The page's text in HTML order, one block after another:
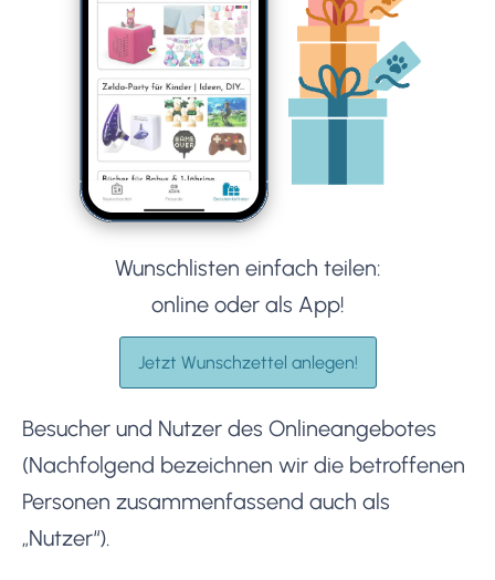
Wunschlisten einfach teilen:
online oder als App!
Jetzt Wunschzettel anlegen!
Besucher und Nutzer des Onlineangebotes
(Nachfolgend bezeichnen wir die betroffenen
Personen zusammenfassend auch als
„Nutzer“).